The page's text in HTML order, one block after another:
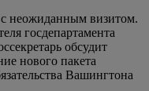
неожиданным визитом.
госдепартамента
обсудит
нового пакета
Вашингтона